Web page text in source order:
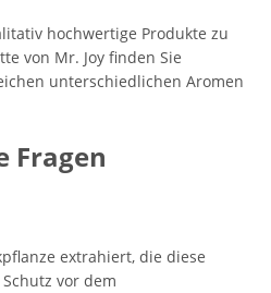
hochwertige Produkte zu
von Mr. Joy finden Sie
unterschiedlichen Aromen
Fragen
extrahiert, die diese
vor dem